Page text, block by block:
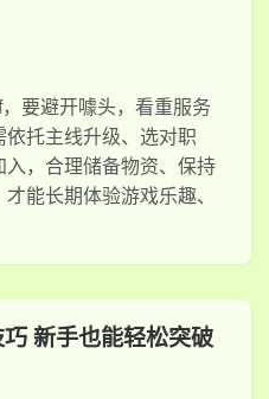
要避开噱头，看重服务
托主线升级、选对职
，合理储备物资、保持
能长期体验游戏乐趣、
新手也能轻松突破